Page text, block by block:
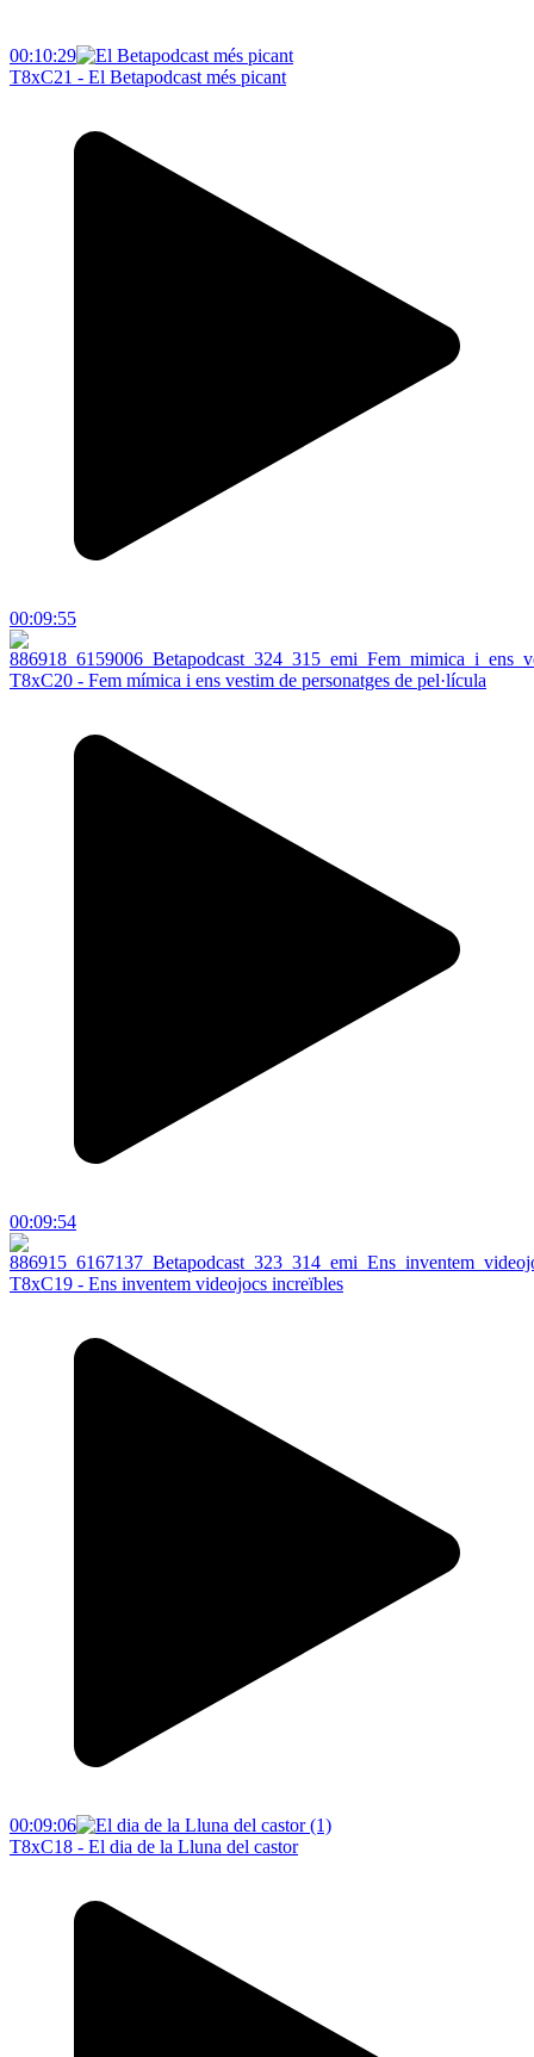
00:10:29
T8xC21 - El Betapodcast més picant
00:09:55
T8xC20 - Fem mímica i ens vestim de personatges de pel·lícula
00:09:54
T8xC19 - Ens inventem videojocs increïbles
00:09:06
T8xC18 - El dia de la Lluna del castor